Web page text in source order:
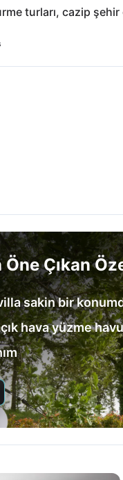
turları, cazip
çok yönlü bir
ve 40 km
Çıkan
sakin bir
hava yüzme